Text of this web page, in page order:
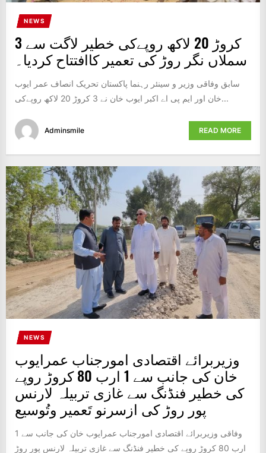
NEWS
3 کروڑ 20 لاکھ روپےکی خطیر لاگت سے
سملاں نگر روڑ کی تعمیر کاافتتاح کردیا۔
سابق وفاقی وزیر و سینئر رہنما پاکستان تحریک انصاف عمر ایوب
خان اور ایم پی اے اکبر ایوب خان نے 3 کروڑ 20 لاکھ روپےکی...
Adminsmile READ MORE
NEWS
وزیربرائے اقتصادی امورجناب عمرایوب
خان کی جانب سے 1 ارب 80 کروڑ روپے
کی خطیر فنڈنگ سے غازی تربیلہ لارنس
پور روڑ کی ازسرنو تَعمیر وتُوسیع
وفاقی وزیربرائے اقتصادی امورجناب عمرایوب خان کی جانب سے 1
ارب 80 کروڑ روپے کی خطیر فنڈنگ سے غازی تربیلہ لارنس پور روڑ